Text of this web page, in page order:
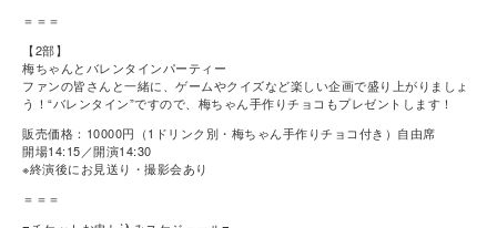
＝＝＝
【2部】
梅ちゃんとバレンタインパーティー
ファンの皆さんと一緒に、ゲームやクイズなど楽しい企画で盛り上がりましょ
う！“バレンタイン”ですので、梅ちゃん手作りチョコもプレゼントします！
販売価格：10000円（1ドリンク別・梅ちゃん手作りチョコ付き）自由席
開場14:15／開演14:30
※終演後にお見送り・撮影会あり
＝＝＝